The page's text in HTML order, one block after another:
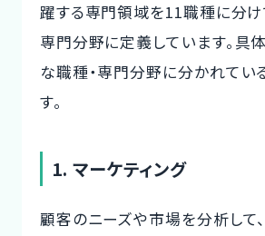
躍する専門領域を11職種に分け
専門分野に定義しています。具
な職種・専門分野に分かれてい
す。
1. マーケティング
顧客のニーズや市場を分析して